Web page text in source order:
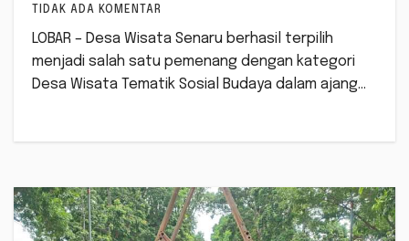
TIDAK ADA KOMENTAR
LOBAR – Desa Wisata Senaru berhasil terpilih
menjadi salah satu pemenang dengan kategori
Desa Wisata Tematik Sosial Budaya dalam ajang…